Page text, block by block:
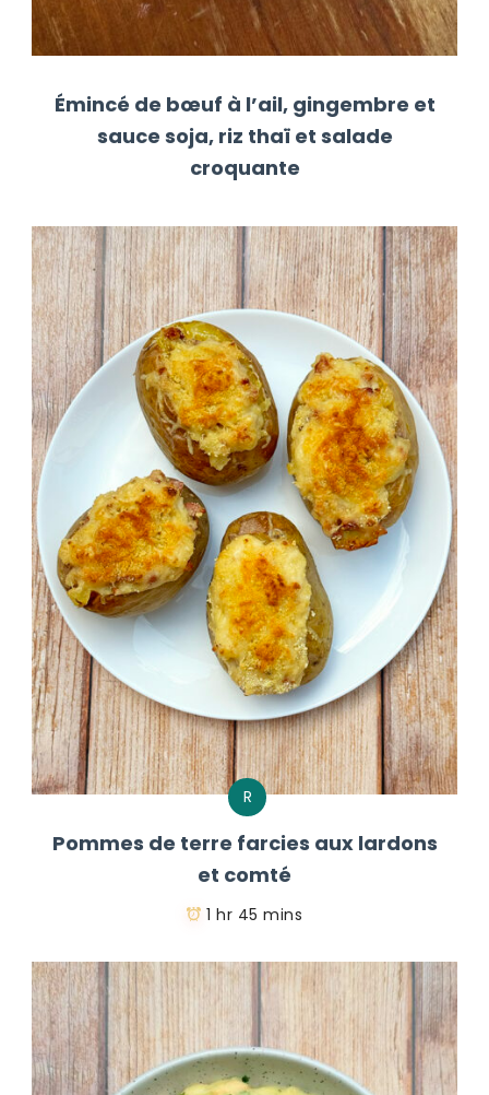
Émincé de bœuf à l’ail, gingembre et
sauce soja, riz thaï et salade
croquante
R
Pommes de terre farcies aux lardons
et comté
1 hr 45 mins